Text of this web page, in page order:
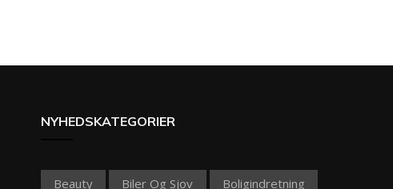
NYHEDSKATEGORIER
Beauty Biler Og Sjov Boligindretning